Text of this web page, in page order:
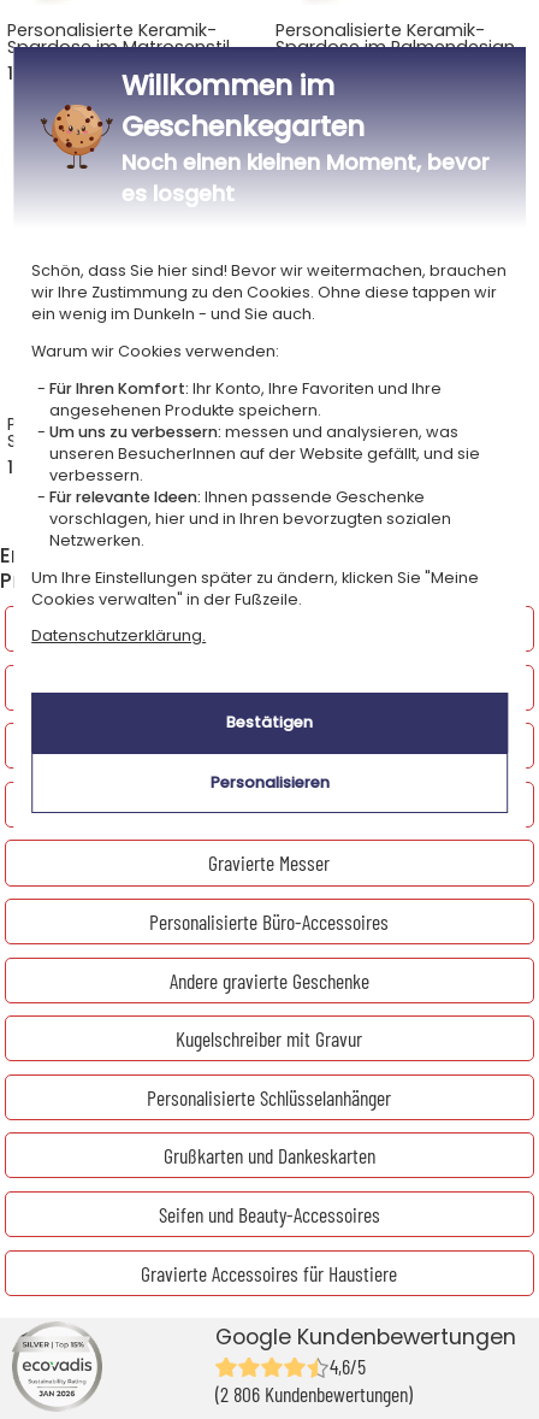
Personalisierte Keramik-
Spardose im Matrosenstil
14,90 €
Personalisierte Keramik-
Spardose im Palmendesign
14,90 €
Personalisierte Keramik-
Spardose Summertime
14,90 €
Personalisierte Keramik-
Spardose Weihnachtsparty
Entdecken Sie weitere Produkte aus der Kategorie
Praktische und lustige Geschenke
Boulekugeln und Mölkky
Geschenke Freizeit und Praktisches
Gravierte Messer
Personalisierte Büro-Accessoires
Andere gravierte Geschenke
Kugelschreiber mit Gravur
Personalisierte Schlüsselanhänger
Grußkarten und Dankeskarten
Seifen und Beauty-Accessoires
Gravierte Accessoires für Haustiere
Google Kundenbewertungen
4,6/5
(2 806 Kundenbewertungen)
Willkommen im
Geschenkegarten
Noch einen kleinen Moment, bevor
es losgeht
Schön, dass Sie hier sind! Bevor wir weitermachen, brauchen
wir Ihre Zustimmung zu den Cookies. Ohne diese tappen wir
ein wenig im Dunkeln - und Sie auch.
Warum wir Cookies verwenden:
Für Ihren Komfort: Ihr Konto, Ihre Favoriten und Ihre
angesehenen Produkte speichern.
Um uns zu verbessern: messen und analysieren, was
unseren BesucherInnen auf der Website gefällt, und sie
verbessern.
Für relevante Ideen: Ihnen passende Geschenke
vorschlagen, hier und in Ihren bevorzugten sozialen
Netzwerken.
Um Ihre Einstellungen später zu ändern, klicken Sie "Meine
Cookies verwalten" in der Fußzeile.
Datenschutzerklärung.
Bestätigen
Personalisieren